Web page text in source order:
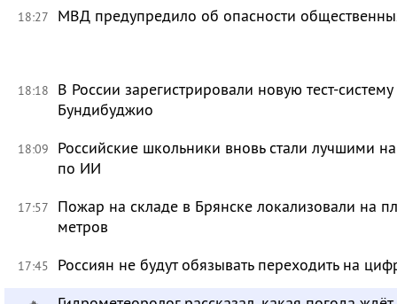
18:27 МВД предупредило об опасности
18:18
В России зарегистрировали новую тест-
Бундибуджио
18:09
Российские школьники вновь стали лучшими
по ИИ
17:57
Пожар на складе в Брянске локализовали на
метров
17:45 Россиян не будут обязывать переходить на